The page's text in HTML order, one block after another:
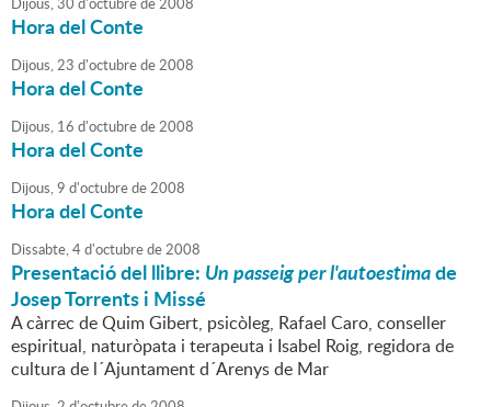
Hora del Conte
Dijous,23 d'octubrede2008
Hora del Conte
Dijous, 16 d'octubrede2008
Hora del Conte
Dijous,9 d'octubrede2008
Hora del Conte
Dissabte,4d'octubrede2008
Presentació del llibre: Un passeig per l'autoestimade
Josep Torrents i Missé
A càrrec de Quim Gibert, psicòleg, Rafael Caro, conseller
espiritual, naturòpata i terapeuta i Isabel Roig, regidora de
cultura de l´Ajuntament d´Arenys de Mar